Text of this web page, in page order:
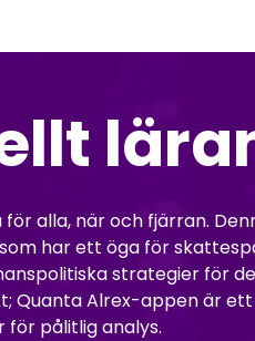
alla, när och fjärran.
har ett öga för
strategier för
Quanta Alrex-appen är
pålitlig analys.